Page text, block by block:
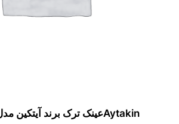
Aytakinعینک ترک برند آیتکین مدلA2109c3